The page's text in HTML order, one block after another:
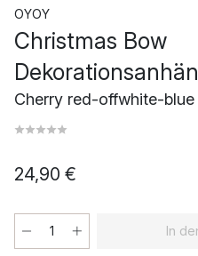
OYOY
Christmas Bow
Cherry red-offwhite-blue
24,90 €
In